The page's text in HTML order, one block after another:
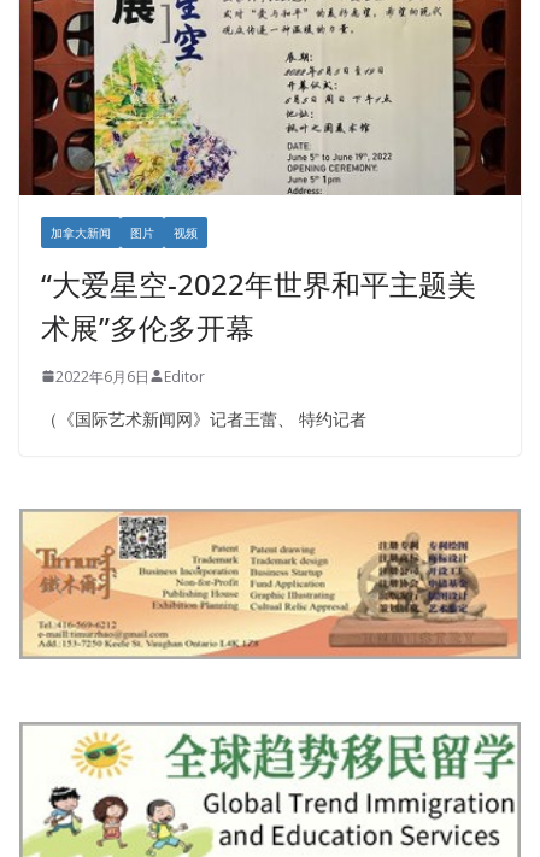
加拿大新闻 图片 视频
“大爱星空-2022年世界和平主题美
术展”多伦多开幕
2022年6月6日 Editor
（《国际艺术新闻网》记者王蕾、 特约记者